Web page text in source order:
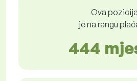
Ova pozicija
je na rangu
444